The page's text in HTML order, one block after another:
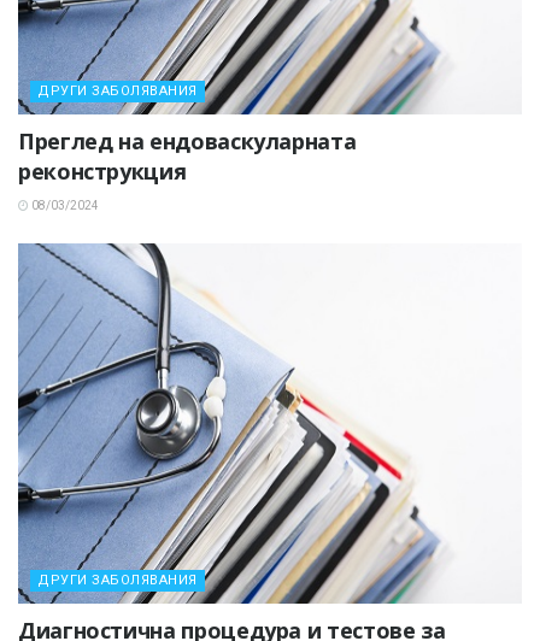
ДРУГИ ЗАБОЛЯВАНИЯ
Преглед на ендоваскуларната
реконструкция
08/03/2024
ДРУГИ ЗАБОЛЯВАНИЯ
Диагностична процедура и тестове за